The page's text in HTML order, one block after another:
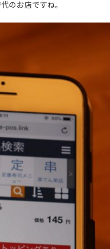
のお店ですね。